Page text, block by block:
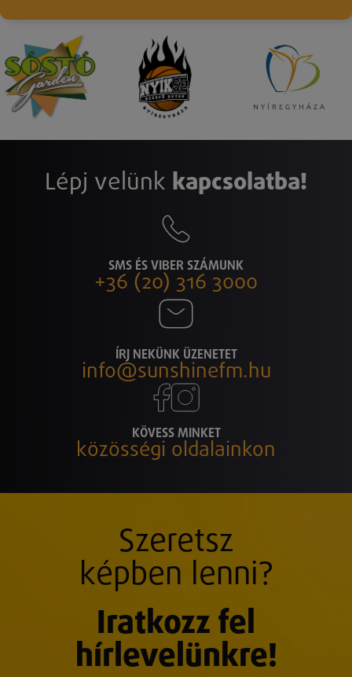
Lépj velünk kapcsolatba!
SMS ÉS VIBER SZÁMUNK
+36 (20) 316 3000
ÍRJ NEKÜNK ÜZENETET
info@sunshinefm.hu
KÖVESS MINKET
közösségi oldalainkon
Szeretsz
képben lenni?
Iratkozz fel
hírlevelünkre!